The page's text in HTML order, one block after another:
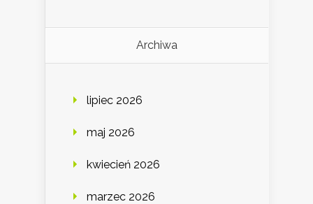
Archiwa
lipiec 2026
maj 2026
kwiecień 2026
marzec 2026